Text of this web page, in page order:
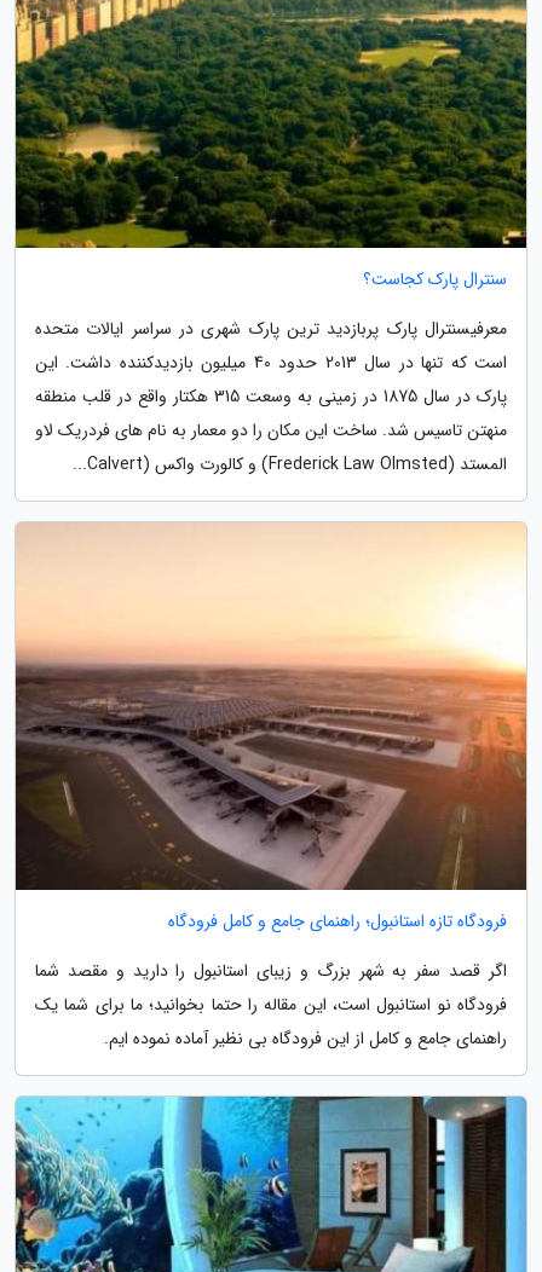
سنترال پارک کجاست؟
معرفیسنترال پارک پربازدید ترین پارک شهری در سراسر ایالات متحده
است که تنها در سال 2013 حدود 40 میلیون بازدیدکننده داشت. این
پارک در سال 1875 در زمینی به وسعت 315 هکتار واقع در قلب منطقه
منهتن تاسیس شد. ساخت این مکان را دو معمار به نام های فردریک لاو
المستد (Frederick Law Olmsted) و کالورت واکس (Calvert...
فرودگاه تازه استانبول؛ راهنمای جامع و کامل فرودگاه
اگر قصد سفر به شهر بزرگ و زیبای استانبول را دارید و مقصد شما
فرودگاه نو استانبول است، این مقاله را حتما بخوانید؛ ما برای شما یک
راهنمای جامع و کامل از این فرودگاه بی نظیر آماده نموده ایم.